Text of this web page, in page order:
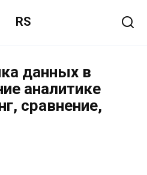
RS
данных в
аналитике
сравнение,